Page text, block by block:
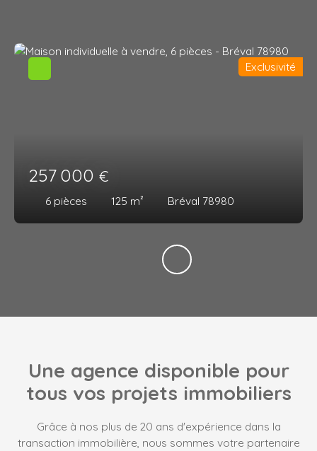
257 000 €
6 pièces 125 m² Bréval 78980
Exclusivité
Une agence disponible pour
tous vos projets immobiliers
Grâce à nos plus de 20 ans d'expérience dans la
transaction immobilière, nous sommes votre partenaire